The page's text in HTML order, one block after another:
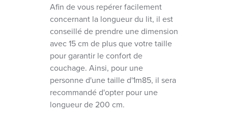
Afin de vous repérer facilement
concernant la longueur du lit, il est
conseillé de prendre une dimension
avec 15 cm de plus que votre taille
pour garantir le confort de
couchage. Ainsi, pour une
personne d'une taille d'1m85, il sera
recommandé d'opter pour une
longueur de 200 cm.